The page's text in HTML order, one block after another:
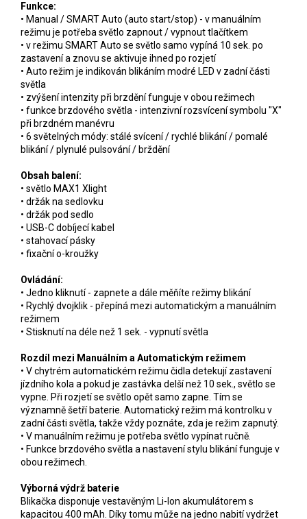
Funkce:
• Manual / SMART Auto (auto start/stop) - v manuálním
režimu je potřeba světlo zapnout / vypnout tlačítkem
• v režimu SMART Auto se světlo samo vypíná 10 sek. po
zastavení a znovu se aktivuje ihned po rozjetí
• Auto režim je indikován blikáním modré LED v zadní části
světla
• zvýšení intenzity při brzdění funguje v obou režimech
• funkce brzdového světla - intenzivní rozsvícení symbolu "X"
při brzdném manévru
• 6 světelných módy: stálé svícení / rychlé blikání / pomalé
blikání / plynulé pulsování / brždění
Obsah balení:
• světlo MAX1 Xlight
• držák na sedlovku
• držák pod sedlo
• USB-C dobíjecí kabel
• stahovací pásky
• fixační o-kroužky
Ovládání:
• Jedno kliknutí - zapnete a dále měňíte režimy blikání
• Rychlý dvojklik - přepíná mezi automatickým a manuálním
režimem
• Stisknutí na déle než 1 sek. - vypnutí světla
Rozdíl mezi Manuálním a Automatickým režimem
• V chytrém automatickém režimu čidla detekují zastavení
jízdního kola a pokud je zastávka delší než 10 sek., světlo se
vypne. Při rozjetí se světlo opět samo zapne. Tím se
významně šetří baterie. Automatický režim má kontrolku v
zadní části světla, takže vždy poznáte, zda je režim zapnutý.
• V manuálním režimu je potřeba světlo vypínat ručně.
• Funkce brzdového světla a nastavení stylu blikání funguje v
obou režimech.
Výborná výdrž baterie
Blikačka disponuje vestavěným Li-Ion akumulátorem s
kapacitou 400 mAh. Díky tomu může na jedno nabití vydržet